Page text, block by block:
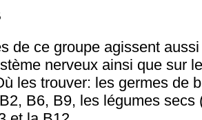
de ce groupe agissent
nerveux ainsi que sur
les trouver: les germes de
B6, B9, les légumes secs